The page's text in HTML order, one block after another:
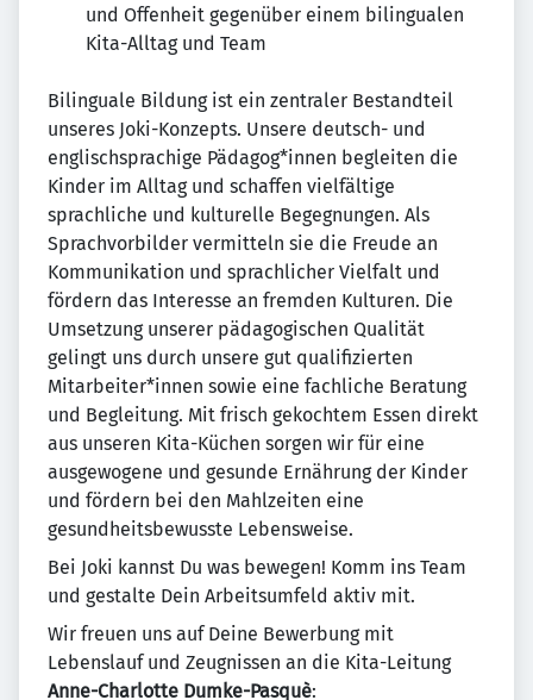
und Offenheit gegenüber einem bilingualen
Kita-Alltag und Team
Bilinguale Bildung ist ein zentraler Bestandteil
unseres Joki-Konzepts. Unsere deutsch- und
englischsprachige Pädagog*innen begleiten die
Kinder im Alltag und schaffen vielfältige
sprachliche und kulturelle Begegnungen. Als
Sprachvorbilder vermitteln sie die Freude an
Kommunikation und sprachlicher Vielfalt und
fördern das Interesse an fremden Kulturen. Die
Umsetzung unserer pädagogischen Qualität
gelingt uns durch unsere gut qualifizierten
Mitarbeiter*innen sowie eine fachliche Beratung
und Begleitung. Mit frisch gekochtem Essen direkt
aus unseren Kita-Küchen sorgen wir für eine
ausgewogene und gesunde Ernährung der Kinder
und fördern bei den Mahlzeiten eine
gesundheitsbewusste Lebensweise.
Bei Joki kannst Du was bewegen! Komm ins Team
und gestalte Dein Arbeitsumfeld aktiv mit.
Wir freuen uns auf Deine Bewerbung mit
Lebenslauf und Zeugnissen an die Kita-Leitung
Anne-Charlotte Dumke-Pasquè: